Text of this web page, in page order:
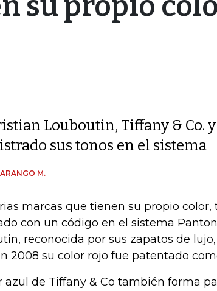
Louboutin, Tiffany & Co.
sus tonos en el sistema
M.
marcas que tienen su propio color,
con un código en el sistema
reconocida por sus zapatos de
2008 su color rojo fue patentado
azul de Tiffany & Co también forma